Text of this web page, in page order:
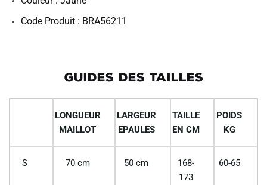
Code Produit : BRA56211
GUIDES DES TAILLES
LONGUEUR
MAILLOT
LARGEUR
EPAULES
TAILLE
EN CM
POIDS
KG
S 70 cm 50 cm
168-
173
60-65